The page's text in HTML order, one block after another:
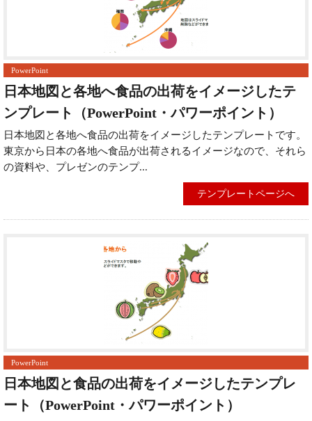
PowerPoint
日本地図と各地へ食品の出荷をイメージしたテ
ンプレート（PowerPoint・パワーポイント）
日本地図と各地へ食品の出荷をイメージしたテンプレートです。
東京から日本の各地へ食品が出荷されるイメージなので、それら
の資料や、プレゼンのテンプ...
テンプレートページへ
PowerPoint
日本地図と食品の出荷をイメージしたテンプレ
ート（PowerPoint・パワーポイント）